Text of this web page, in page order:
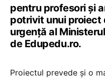
pentru profesori și
potrivit unui proiect
urgență al
de Edupedu.ro.
Proiectul prevede și o